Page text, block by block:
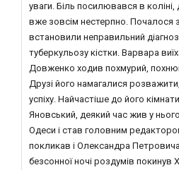
уваги. Біль посилювався в коліні,
вже зовсім нестерпно. Почалося
встановили неправильний діагноз
туберкульозу кістки. Варвара
Довженко ходив похмурий,
Друзі його намагалися
успіху. Найчастіше до його
Яновський, деякий час жив у
Одеси і став головним
покликав і Олександра
безсонної ночі роздумів покинув